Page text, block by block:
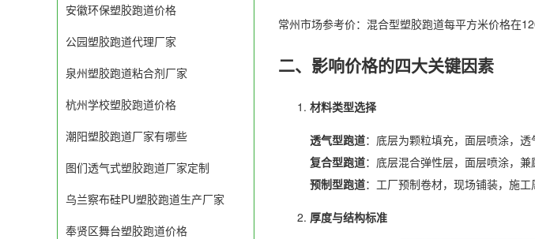
安徽环保塑胶跑道价格
公园塑胶跑道代理厂家
泉州塑胶跑道粘合剂厂家
杭州学校塑胶跑道价格
潮阳塑胶跑道厂家有哪些
图们透气式塑胶跑道厂家定制
乌兰察布硅PU塑胶跑道生产厂家
奉贤区舞台塑胶跑道价格
常州市场参考价：混合型塑胶跑道每平方米价格在
二、影响价格的四大关键因素
材料类型选择
透气型跑道：底层为颗粒填充，面层喷涂，
复合型跑道：底层混合弹性层，面层喷涂，
预制型跑道：工厂预制卷材，现场铺装，施
厚度与结构标准